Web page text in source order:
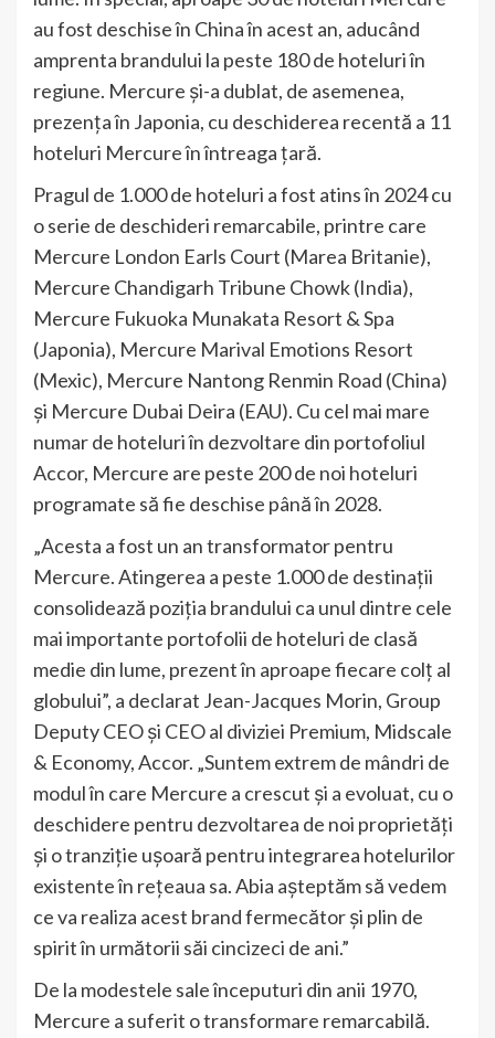
au fost deschise în China în acest an, aducând
amprenta brandului la peste 180 de hoteluri în
regiune. Mercure și-a dublat, de asemenea,
prezența în Japonia, cu deschiderea recentă a 11
hoteluri Mercure în întreaga țară.
Pragul de 1.000 de hoteluri a fost atins în 2024 cu
o serie de deschideri remarcabile, printre care
Mercure London Earls Court (Marea Britanie),
Mercure Chandigarh Tribune Chowk (India),
Mercure Fukuoka Munakata Resort & Spa
(Japonia), Mercure Marival Emotions Resort
(Mexic), Mercure Nantong Renmin Road (China)
și Mercure Dubai Deira (EAU). Cu cel mai mare
numar de hoteluri în dezvoltare din portofoliul
Accor, Mercure are peste 200 de noi hoteluri
programate să fie deschise până în 2028.
„Acesta a fost un an transformator pentru
Mercure. Atingerea a peste 1.000 de destinații
consolidează poziția brandului ca unul dintre cele
mai importante portofolii de hoteluri de clasă
medie din lume, prezent în aproape fiecare colț al
globului”, a declarat Jean-Jacques Morin, Group
Deputy CEO și CEO al diviziei Premium, Midscale
& Economy, Accor. „Suntem extrem de mândri de
modul în care Mercure a crescut și a evoluat, cu o
deschidere pentru dezvoltarea de noi proprietăți
și o tranziție ușoară pentru integrarea hotelurilor
existente în rețeaua sa. Abia așteptăm să vedem
ce va realiza acest brand fermecător și plin de
spirit în următorii săi cincizeci de ani.”
De la modestele sale începuturi din anii 1970,
Mercure a suferit o transformare remarcabilă.